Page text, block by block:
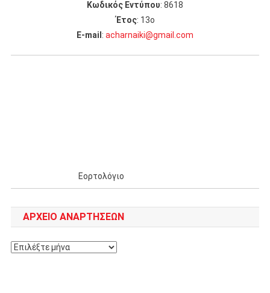
Κωδικός Εντύπου: 8618
Έτος: 13ο
Ε-mail : acharnaiki@gmail.com
Εορτολόγιο
ΑΡΧΕΊΟ ΑΝΑΡΤΉΣΕΩΝ
Αρχείο